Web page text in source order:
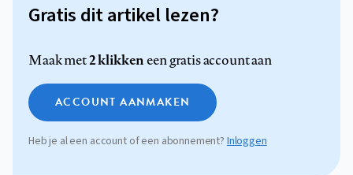
Gratis dit artikel lezen?
Maak met2 klikkeneen gratis account aan
ACCOUNT AANMAKEN
Heb je al een account of een abonnement? Inloggen